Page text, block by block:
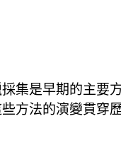
集是早期的主要
方法的演變貫穿